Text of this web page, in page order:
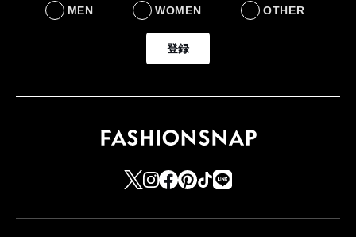
MEN WOMEN OTHER
登録